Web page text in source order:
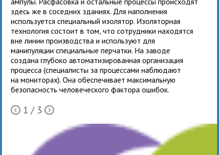
здесь же в соседних зданиях. Для наполнения
используется специальный изолятор. Изоляторная
технология состоит в том, что сотрудники находятся
вне линии производства и используют для
манипуляции специальные перчатки. На заводе
создана глубоко автоматизированная организация
процесса (специалисты за процессами наблюдают
на мониторах). Она обеспечивает максимальную
безопасность человеческого фактора ошибок.
Ò 1 / 3Õ